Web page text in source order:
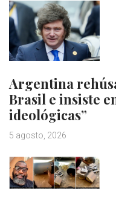
Argentina
Brasil e insiste
ideológicas”
5 agosto, 2026